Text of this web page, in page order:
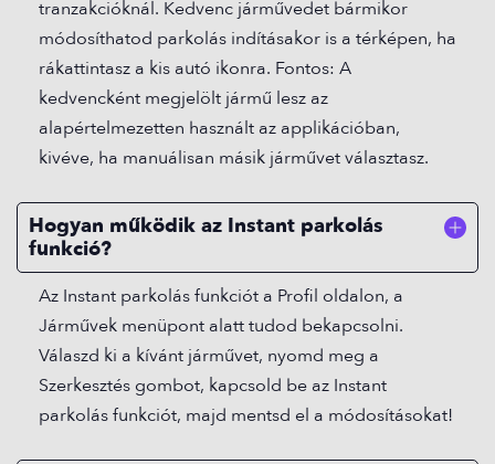
tranzakcióknál. Kedvenc járművedet bármikor
módosíthatod parkolás indításakor is a térképen, ha
rákattintasz a kis autó ikonra. Fontos: A
kedvencként megjelölt jármű lesz az
alapértelmezetten használt az applikációban,
kivéve, ha manuálisan másik járművet választasz.
Hogyan működik az Instant parkolás
funkció?
Az Instant parkolás funkciót a Profil oldalon, a
Járművek menüpont alatt tudod bekapcsolni.
Válaszd ki a kívánt járművet, nyomd meg a
Szerkesztés gombot, kapcsold be az Instant
parkolás funkciót, majd mentsd el a módosításokat!